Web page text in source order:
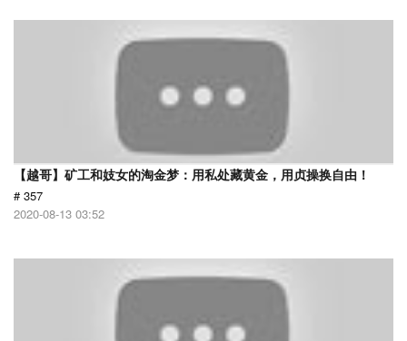
【越哥】矿工和妓女的淘金梦：用私处藏黄金，用贞操换自由！
# 357
2020-08-13 03:52